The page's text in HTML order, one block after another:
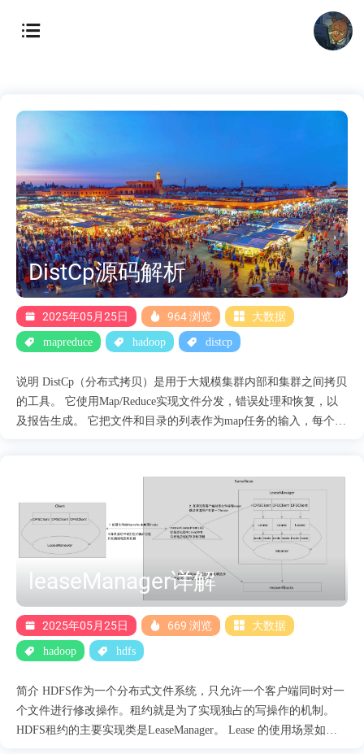
DistCp源码解析
2025年05月25日 964 浏览 大数据
mapreduce hadoop distcp
说明 DistCp（分布式拷贝）是用于大规模集群内部和集群之间拷贝
的工具。 它使用Map/Reduce实现文件分发，错误处理和恢复，以
及报告生成。 它把文件和目录的列表作为map任务的输入，每个任
常用DistCp操作提供指南并阐述它的工作模型。 源码详解 作业启
动 作业的启动主要包含初始化和作业提交，在初始化阶段主要是
list左右需要拷贝的文件信息，根据文件信息构造split信息。 作业
提交阶段就是根据初始化阶段构造的split信息，将作业提交到Yarn
上面。 作业初始化 初始化阶段主要是list左右需要拷贝的文件信
息，根据文件信息构造split信息。 DistCp的入口函数是main函数，
在main函数里面主要做了两件事： 注册Cleanup。 初始化和启动作
业，核心处理函数为execute函数里面的createAndSubmitJob 创建Job
对象,主要是指定Map的处理类，InputFormat 和outputFormat 信息:
Job job = ....
leaseManager详解
2025年05月25日 669 浏览 大数据
hadoop hdfs
简介 HDFS作为一个分布式文件系统，只允许一个客户端同时对一
个文件进行修改操作。租约就是为了实现独占的写操作的机制。
HDFS租约的主要实现类是LeaseManager。 Lease 的使用场景如